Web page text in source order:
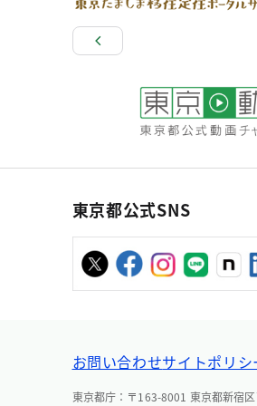
東京都公式SNS
お問い合わせサイトポリシ
東京都庁：〒163-8001 東京都新宿